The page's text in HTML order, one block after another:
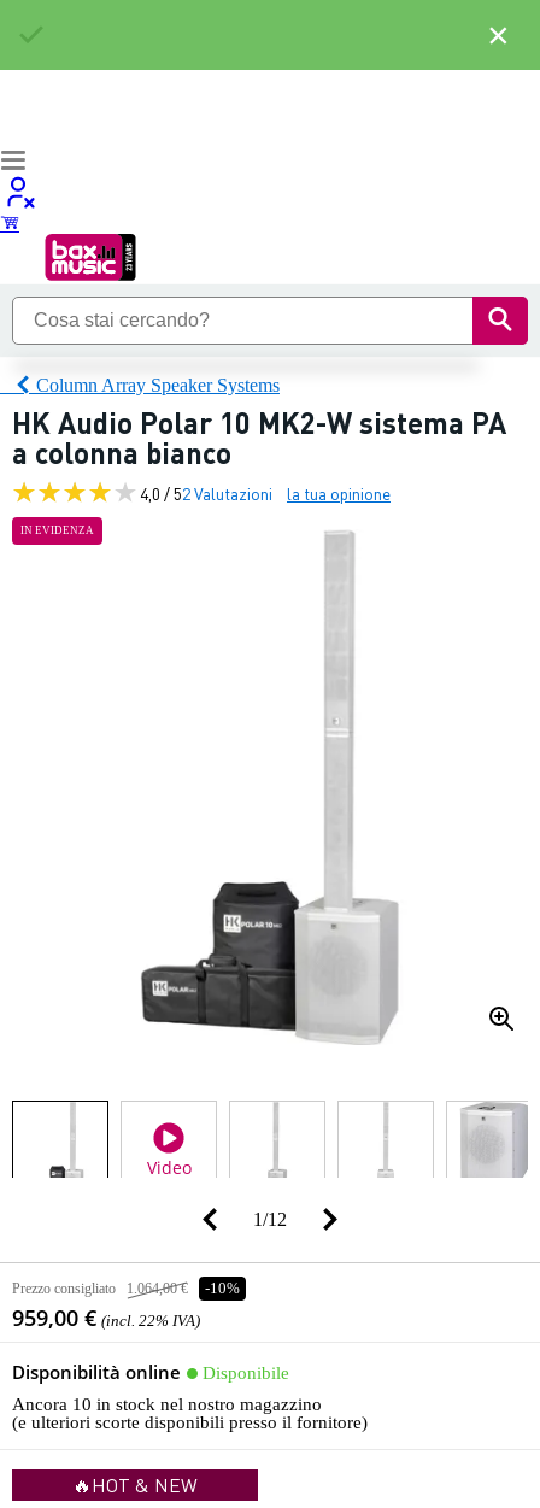
Column Array Speaker Systems
HK Audio Polar 10 MK2-W sistema PA
a colonna bianco
4,0 / 52 Valutazioni la tua opinione
IN EVIDENZA
Video
1/12
Prezzo consigliato 1.064,00 € -10%
959,00 € (incl. 22% IVA)
Disponibilità online
Disponibile
Ancora 10 in stock nel nostro magazzino
(e ulteriori scorte disponibili presso il fornitore)
🔥HOT & NEW
×